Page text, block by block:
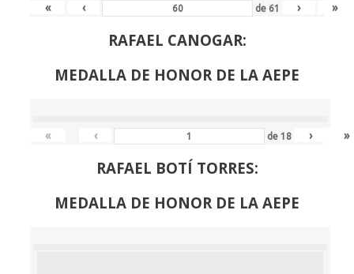
« ‹ de 61 › »
RAFAEL CANOGAR:
MEDALLA DE HONOR DE LA AEPE
« ‹ de18 › »
RAFAEL BOTÍ TORRES:
MEDALLA DE HONOR DE LA AEPE